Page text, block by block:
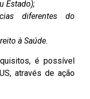
Estado);
diferentes do
à Saúde.
é possível
através de ação